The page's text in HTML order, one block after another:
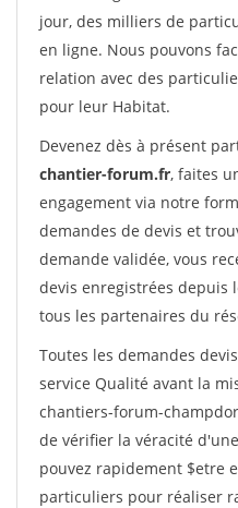
jour, des milliers de
en ligne. Nous pouvons
relation avec des
pour leur Habitat.
Devenez dès à présent
chantier-forum.fr, faites
engagement via notre
demandes de devis et
demande validée, vous
devis enregistrées depuis
tous les partenaires du
Toutes les demandes
service Qualité avant la
chantiers-forum-
de vérifier la véracité
pouvez rapidement $etre
particuliers pour réaliser